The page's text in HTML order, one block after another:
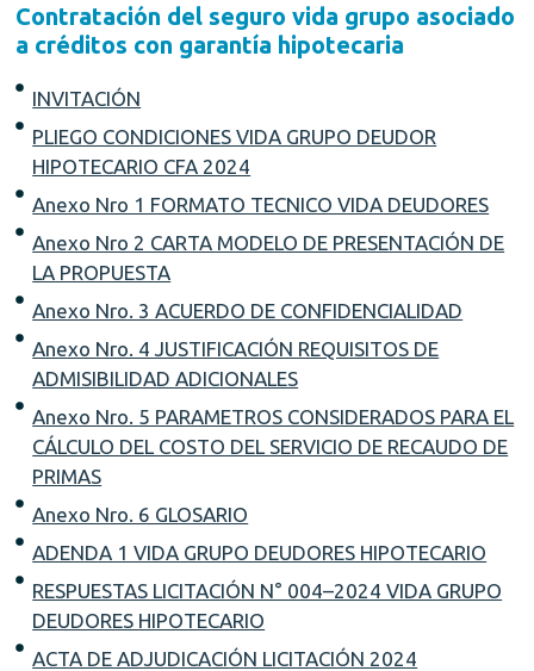
Contratación del seguro vida grupo asociado
a créditos con garantía hipotecaria
INVITACIÓN
PLIEGO CONDICIONES VIDA GRUPO DEUDOR
HIPOTECARIO CFA 2024
Anexo Nro 1 FORMATO TECNICO VIDA DEUDORES
Anexo Nro 2 CARTA MODELO DE PRESENTACIÓN DE
LA PROPUESTA
Anexo Nro. 3 ACUERDO DE CONFIDENCIALIDAD
Anexo Nro. 4 JUSTIFICACIÓN REQUISITOS DE
ADMISIBILIDAD ADICIONALES
Anexo Nro. 5 PARAMETROS CONSIDERADOS PARA EL
CÁLCULO DEL COSTO DEL SERVICIO DE RECAUDO DE
PRIMAS
Anexo Nro. 6 GLOSARIO
ADENDA 1 VIDA GRUPO DEUDORES HIPOTECARIO
RESPUESTAS LICITACIÓN N° 004–2024 VIDA GRUPO
DEUDORES HIPOTECARIO
ACTA DE ADJUDICACIÓN LICITACIÓN 2024